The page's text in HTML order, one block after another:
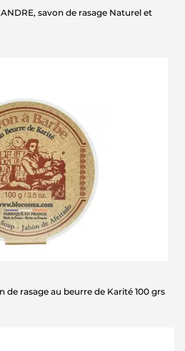
savon de rasage Naturel et
de rasage au beurre de Karité 100 grs